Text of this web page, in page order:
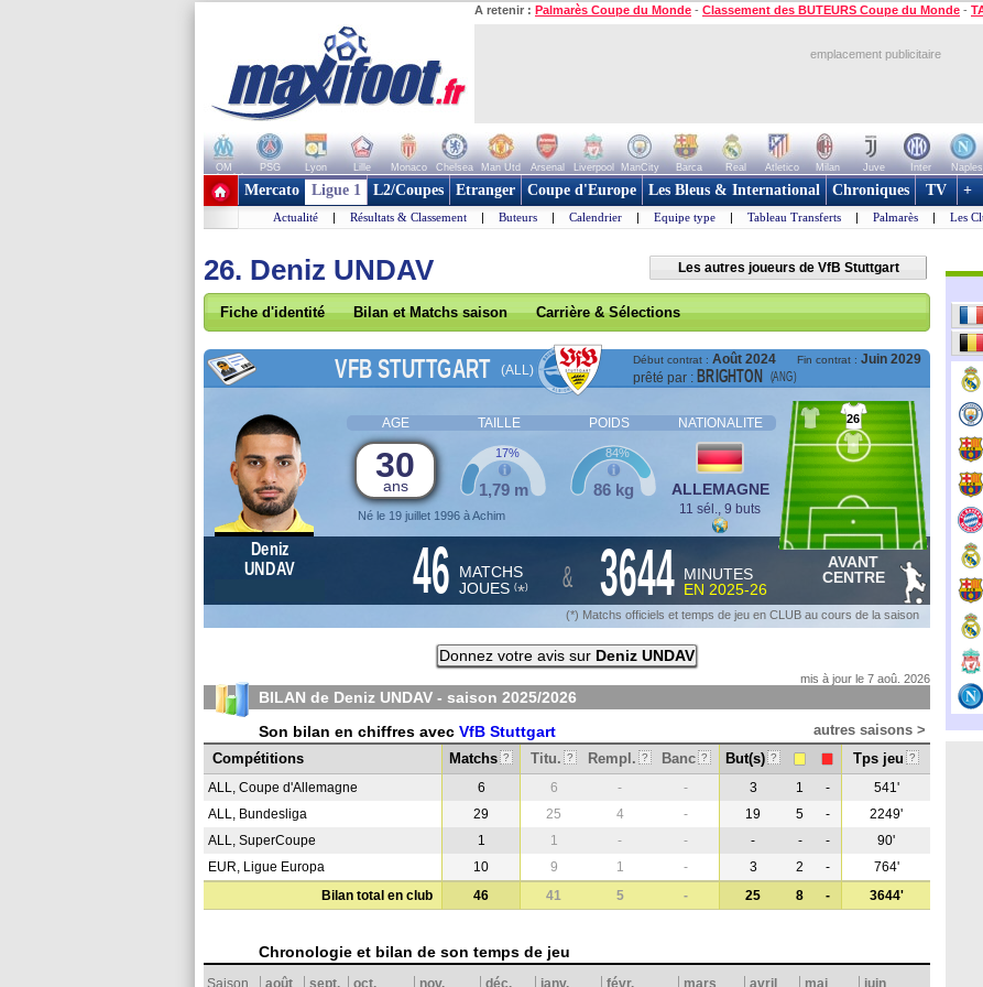
A retenir : Palmarès Coupe du Monde - Classement des BUTEURS Coupe du Monde -
emplacement publicitaire
OM PSG Lyon Lille Monaco Chelsea Man Utd Arsenal Liverpool ManCity Barca Real Atletico Milan Juve Inter Naples
+ de clubs
Mercato Ligue 1 L2/Coupes Etranger Coupe d'Europe Les Bleus & International Chroniques TV +
Actualité | Résultats & Classement | Buteurs | Calendrier | Equipe type | Tableau Transferts | Palmarès | Les
26. Deniz UNDAV Les autres joueurs de VfB Stuttgart
Fiche d'identité Bilan et Matchs saison Carrière & Sélections
VFB STUTTGART (ALL)
Début contrat : Août 2024 Fin contrat : Juin 2029
prêté par : BRIGHTON (ANG)
AGE TAILLE POIDS NATIONALITE
30
ans
Né le 19 juillet 1996 à Achim
1,79 m
17%
86 kg
84%
ALLEMAGNE
11 sél., 9 buts
26
Deniz
UNDAV
46 MATCHS
JOUES (*) & 3644 MINUTES
EN 2025-26
AVANT
CENTRE
(*) Matchs officiels et temps de jeu en CLUB au cours de la saison
Donnez votre avis sur Deniz UNDAV
mis à jour le 7 aoû. 2026
BILAN de Deniz UNDAV - saison 2025/2026
Son bilan en chiffres avec VfB Stuttgart
autres saisons >
Compétitions
Matchs ? Titu. ? Rempl. ? Banc ? But(s) ? Tps jeu ?
ALL, Coupe d'Allemagne 6 6 - - 3 1 -
541'
ALL, Bundesliga
29 25 4 - 19 5 -
2249'
ALL, SuperCoupe
1 1 - - - - -
90'
EUR, Ligue Europa
10 9 1 - 3 2 -
764'
Bilan total en club
46 41 5 - 25 8 - 3644'
Chronologie et bilan de son temps de jeu
Saison août sept. oct. nov. déc. janv. févr. mars avril mai juin